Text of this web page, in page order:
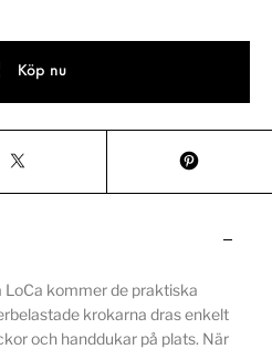
Köp nu
LoCa kommer de praktiska
krokarna dras enkelt
och handdukar på plats. När